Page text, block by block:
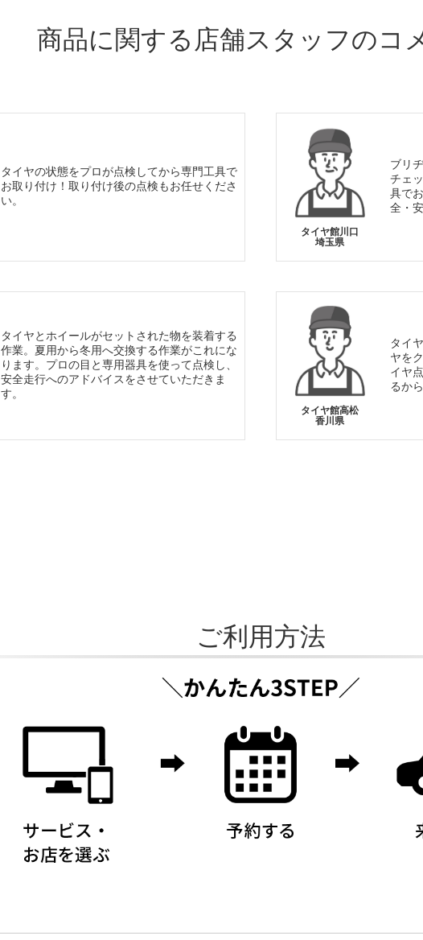
商品に関する店舗スタッフのコ
タイヤの状態をプロが点検してから専門工具で
お取り付け！取り付け後の点検もお任せくださ
い。
タイヤ館川口
埼玉県
ブリ
チェ
具で
全・
タイヤとホイールがセットされた物を装着する
作業。夏用から冬用へ交換する作業がこれにな
ります。プロの目と専用器具を使って点検し、
安全走行へのアドバイスをさせていただきま
す。
タイヤ館高松
香川県
タイ
ヤを
イヤ
るか
ご利用方法